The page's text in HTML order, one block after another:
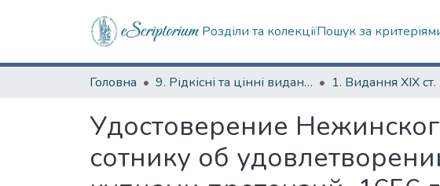
Розділи та колекціїПошук за
Головна 9. Рідкісні та цінні видання 1. Видання ХІХ ст.
Удостоверение
сотнику об